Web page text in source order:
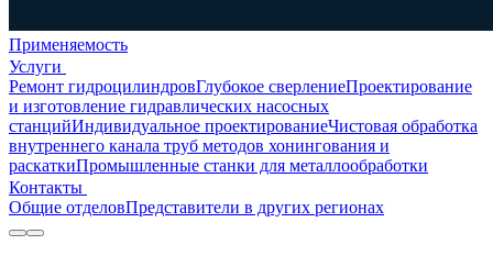
Применяемость
Услуги
Ремонт гидроцилиндровГлубокое сверлениеПроектирование
и изготовление гидравлических насосных
станцийИндивидуальное проектированиеЧистовая обработка
внутреннего канала труб методов хонингования и
раскаткиПромышленные станки для металлообработки
Контакты
Общие отделовПредставители в других регионах